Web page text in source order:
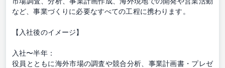
など、事業づくりに必要なすべての工程に携わります。
【入社後のイメージ】
入社〜半年：
役員とともに海外市場の調査や競合分析、事業計画書・プレゼ